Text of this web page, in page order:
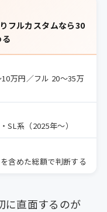
フルカスタムなら30
万円／フル 20〜35万
SL系（2025年〜）
含めた総額で判断する
に直面するのが